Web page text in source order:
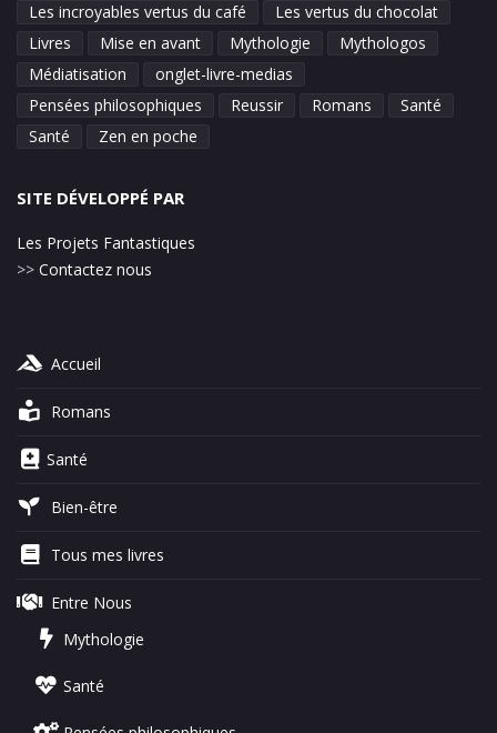
Les incroyables vertus du café
Les vertus du chocolat
Livres
Mise en avant Mythologie
Mythologos
Médiatisation
onglet-livre-medias
Pensées philosophiques
Reussir Romans
Santé
Santé
Zen en poche
SITE DÉVELOPPÉ PAR
Les Projets Fantastiques
>> Contactez nous
Accueil
Romans
Santé
Bien-être
Tous mes livres
Entre Nous
Mythologie
Santé